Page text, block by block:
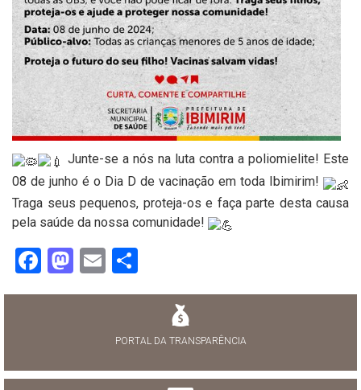
Junte-se a nós na luta contra a poliomielite! Este
08 de junho é o Dia D de vacinação em toda Ibimirim!
Traga seus pequenos, proteja-os e faça parte desta causa
pela saúde da nossa comunidade!
Facebook
Mastodon
Email
PORTAL DA TRANSPARÊNCIA